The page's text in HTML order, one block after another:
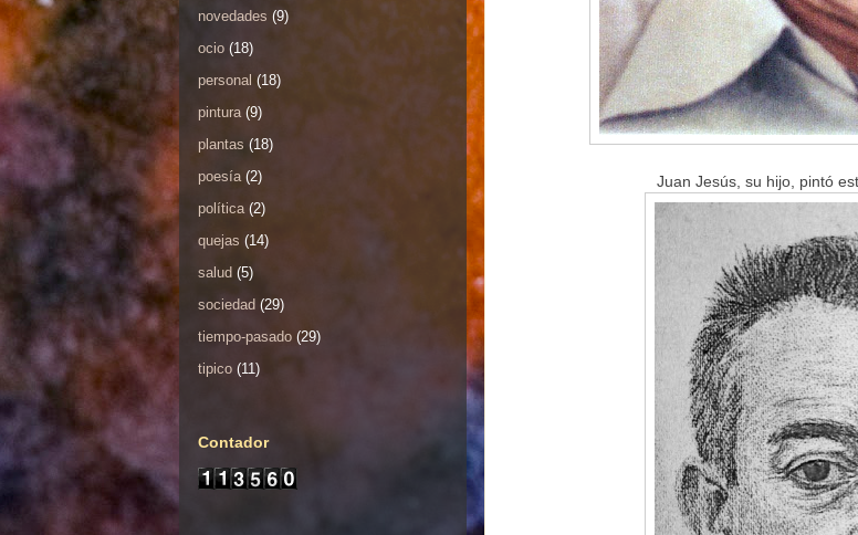
Juan Jesús, su hijo, pintó
novedades (9)
ocio (18)
personal (18)
pintura (9)
plantas (18)
poesía (2)
política (2)
quejas (14)
salud (5)
sociedad (29)
tiempo-pasado (29)
tipico (11)
Contador